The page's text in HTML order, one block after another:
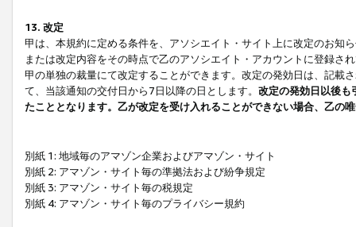
13. 改定
甲は、本規約に定める条件を、アソシエイト・サイト上に改定のお知
または改定内容をその時点で乙のアソシエイト・アカウントに登録さ
甲の単独の裁量にて改定することができます。改定の発効日は、記載
て、当該通知の交付日から7日以降の日とします。 改定の発効日以後も
たこととなります。乙が改定を受け入れることができない場合、乙の
別紙 1: 地域毎のアマゾン企業およびアマゾン・サイト
別紙 2: アマゾン・サイト毎の準拠法および紛争規定
別紙 3: アマゾン・サイト毎の税規定
別紙 4: アマゾン・サイト毎のプライバシー規約